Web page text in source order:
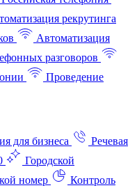
рекрутинга
Автоматизация
разговоров
Проведение
для бизнеса
Речевая
Городской
номер
Контроль